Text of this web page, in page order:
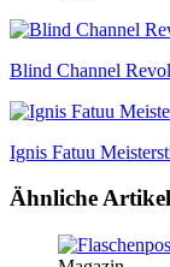
Blind Channel
Ignis Fatuu
Ähnliche Artikel